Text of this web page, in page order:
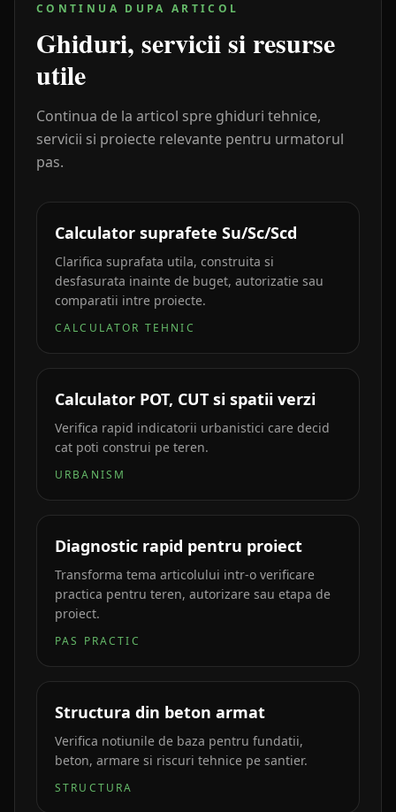
CONTINUA DUPA ARTICOL
Ghiduri, servicii si resurse
utile
Continua de la articol spre ghiduri tehnice,
servicii si proiecte relevante pentru urmatorul
pas.
Calculator suprafete Su/Sc/Scd
Clarifica suprafata utila, construita si
desfasurata inainte de buget, autorizatie sau
comparatii intre proiecte.
CALCULATOR TEHNIC
Calculator POT, CUT si spatii verzi
Verifica rapid indicatorii urbanistici care decid
cat poti construi pe teren.
URBANISM
Diagnostic rapid pentru proiect
Transforma tema articolului intr-o verificare
practica pentru teren, autorizare sau etapa de
proiect.
PAS PRACTIC
Structura din beton armat
Verifica notiunile de baza pentru fundatii,
beton, armare si riscuri tehnice pe santier.
STRUCTURA